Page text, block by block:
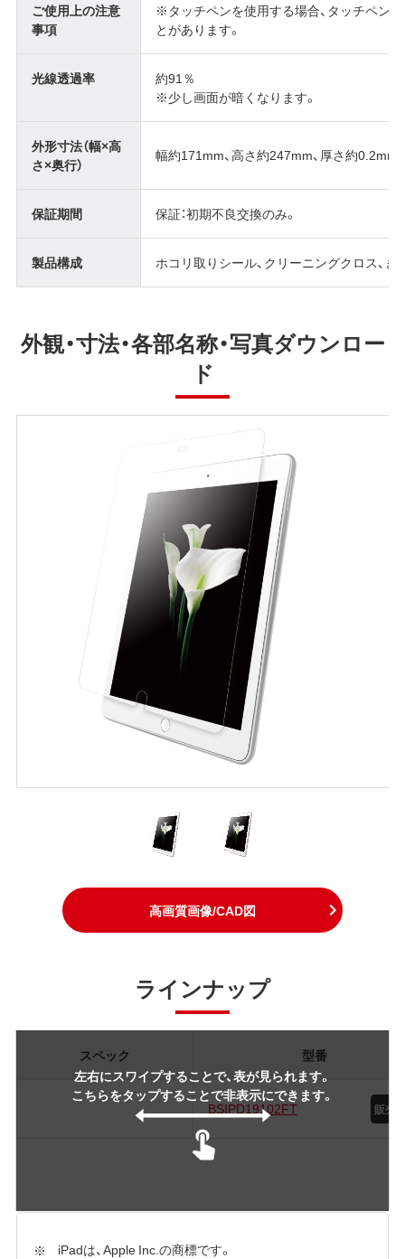
ご使用上の注意
事項
※タッチペンを使用する場合、タッチペン
とがあります。
光線透過率
約91％
※少し画面が暗くなります。
外形寸法（幅×高
さ×奥行）
幅約171mm、高さ約247mm、厚さ約0.2mm
保証期間 保証：初期不良交換のみ。
製品構成 ホコリ取りシール、クリーニングクロス、
外観・寸法・各部名称・写真ダウンロー
ド
高画質画像/CAD図
ラインナップ
左右にスワイプすることで、表が見られます。
こちらをタップすることで非表示にできます。
スペック 型番
BSIPD19102FT
iPadは、Apple Inc.の商標です。